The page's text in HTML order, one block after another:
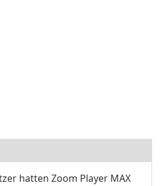
hatten Zoom Player MAX